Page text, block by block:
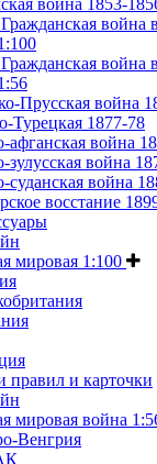
война 1853-
война
война
Прусская война
Турецкая 1877-78
афганская война
зулусская война
суданская война
восстание
мировая 1:100
правил и карточки
мировая война
Венгрия